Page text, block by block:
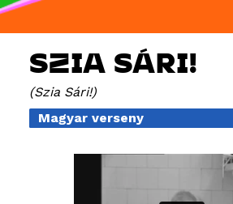
SZIA SÁRI!
Szia Sári!
Magyar verseny